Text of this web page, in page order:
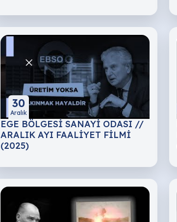
30
Aralık
EGE BÖLGESİ SANAYİ ODASI //
ARALIK AYI FAALİYET FİLMİ
(2025)